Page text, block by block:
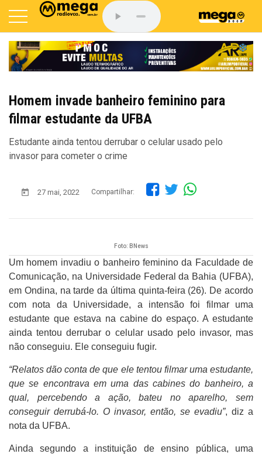
Homem invade banheiro feminino para
filmar estudante da UFBA
Estudante ainda tentou derrubar o celular usado pelo
invasor para cometer o crime
27 mai, 2022 Compartilhar:
Foto: BNews
Um homem invadiu o banheiro feminino da Faculdade de
Comunicação, na Universidade Federal da Bahia (UFBA),
em Ondina, na tarde da última quinta-feira (26). De acordo
com nota da Universidade, a intensão foi filmar uma
estudante que estava na cabine do espaço. A estudante
ainda tentou derrubar o celular usado pelo invasor, mas
não conseguiu. Ele conseguiu fugir.
“Relatos dão conta de que ele tentou filmar uma estudante,
que se encontrava em uma das cabines do banheiro, a
qual, percebendo a ação, bateu no aparelho, sem
conseguir derrubá-lo. O invasor, então, se evadiu”, diz a
nota da UFBA.
Ainda segundo a instituição de ensino pública, uma